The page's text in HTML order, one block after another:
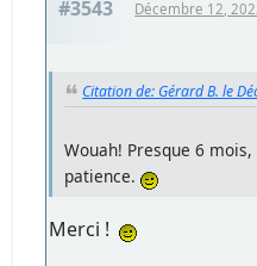
#3543 Décembre 12,
Citation de: Gérard B. le
Wouah! Presque 6
patience.
Merci !